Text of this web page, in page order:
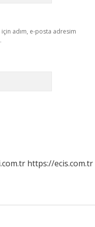
adım, e-posta adresim
https://ecis.com.tr